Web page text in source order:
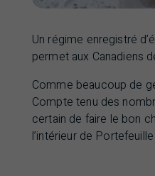
Un régime enregistré
permet aux Canadiens
Comme beaucoup de
Compte tenu des
certain de faire le bon
l’intérieur de